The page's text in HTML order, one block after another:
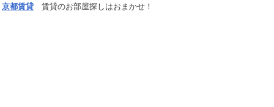
京都賃貸 賃貸のお部屋探しはおまかせ！